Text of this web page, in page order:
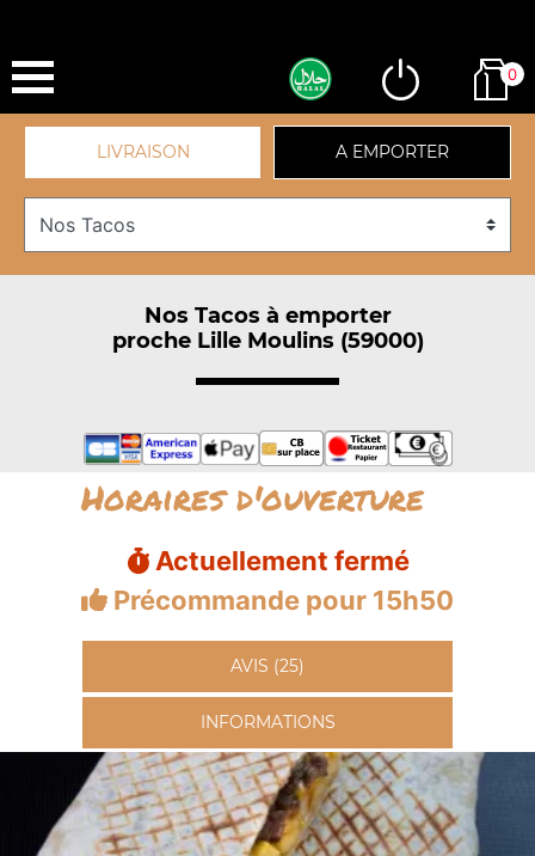
0
LIVRAISON A EMPORTER
Nos Tacos à emporter
proche Lille Moulins (59000)
Horaires d'ouverture
Actuellement fermé
Précommande pour 15h50
AVIS (25)
INFORMATIONS